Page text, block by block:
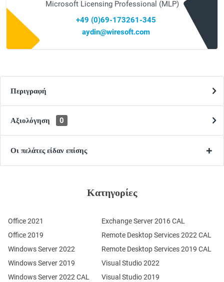
Microsoft Licensing Professional (MLP)
+49 (0)69-173261-345
aydin@wiresoft.com
Περιγραφή
Αξιολόγηση 0
Οι πελάτες είδαν επίσης
Κατηγορίες
Office 2021
Office 2019
Windows Server 2022
Windows Server 2019
Windows Server 2022 CAL
Remote Desktop Services 2022 CAL
Remote Desktop Services 2019 CAL
Exchange Server 2016 CAL
Visual Studio 2022
Visual Studio 2019